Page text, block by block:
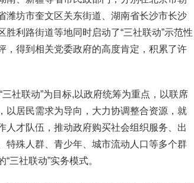
潍坊市奎文区关东街道、湖南省长沙市长沙
利路街道等地同时启动了“三社联动”示范性
，得到相关党委政府的高度肯定，积累了许
社联动”为目标,以政府统筹为重点，以联席
以居民需求为导向，大力协调整合资源，就
才队伍，推动政府购买社会组织服务、出
特殊人群、青少年、城市流动人口等多个群
三社联动”实务模式。